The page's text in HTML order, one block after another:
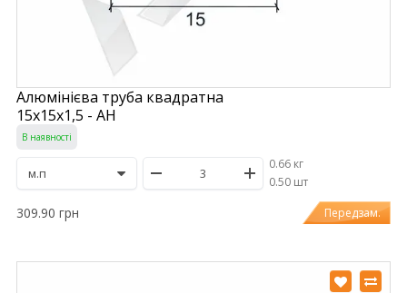
Алюмінієва труба квадратна
15х15х1,5 - АН
В наявності
0.66 кг
/0.50 шт
309.90 грн Передзам.